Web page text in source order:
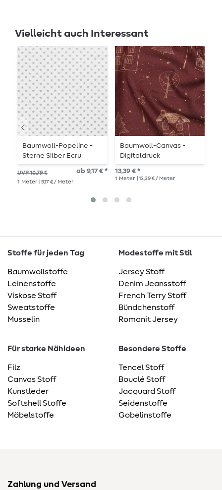
Vielleicht auch Interessant
Baumwoll-Popeline -
Sterne Silber Ecru
UVP 10,79 € ab 9,17 € *
1 Meter | 9,17 € / Meter
Baumwoll-Canvas -
Digitaldruck
Weihnachtsstadt
Bordeaux
13,39 € *
1 Meter | 13,39 € / Meter
Stoffe für jeden Tag
Baumwollstoffe
Leinenstoffe
Viskose Stoff
Sweatstoffe
Musselin
Modestoffe mit Stil
Jersey Stoff
Denim Jeansstoff
French Terry Stoff
Bündchenstoff
Romanit Jersey
Für starke Nähideen
Filz
Canvas Stoff
Kunstleder
Softshell Stoffe
Möbelstoffe
Besondere Stoffe
Tencel Stoff
Bouclé Stoff
Jacquard Stoff
Seidenstoffe
Gobelinstoffe
Zahlung und Versand